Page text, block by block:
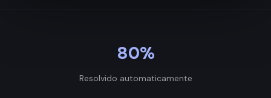
80%
Resolvido automaticamente